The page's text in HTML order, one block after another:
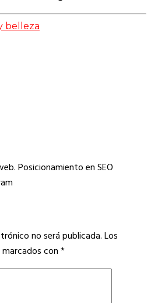
belleza
Posicionamiento en SEO
no será publicada.Los
con*